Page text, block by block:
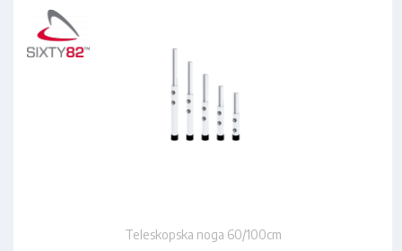
Teleskopska noga 60/100cm